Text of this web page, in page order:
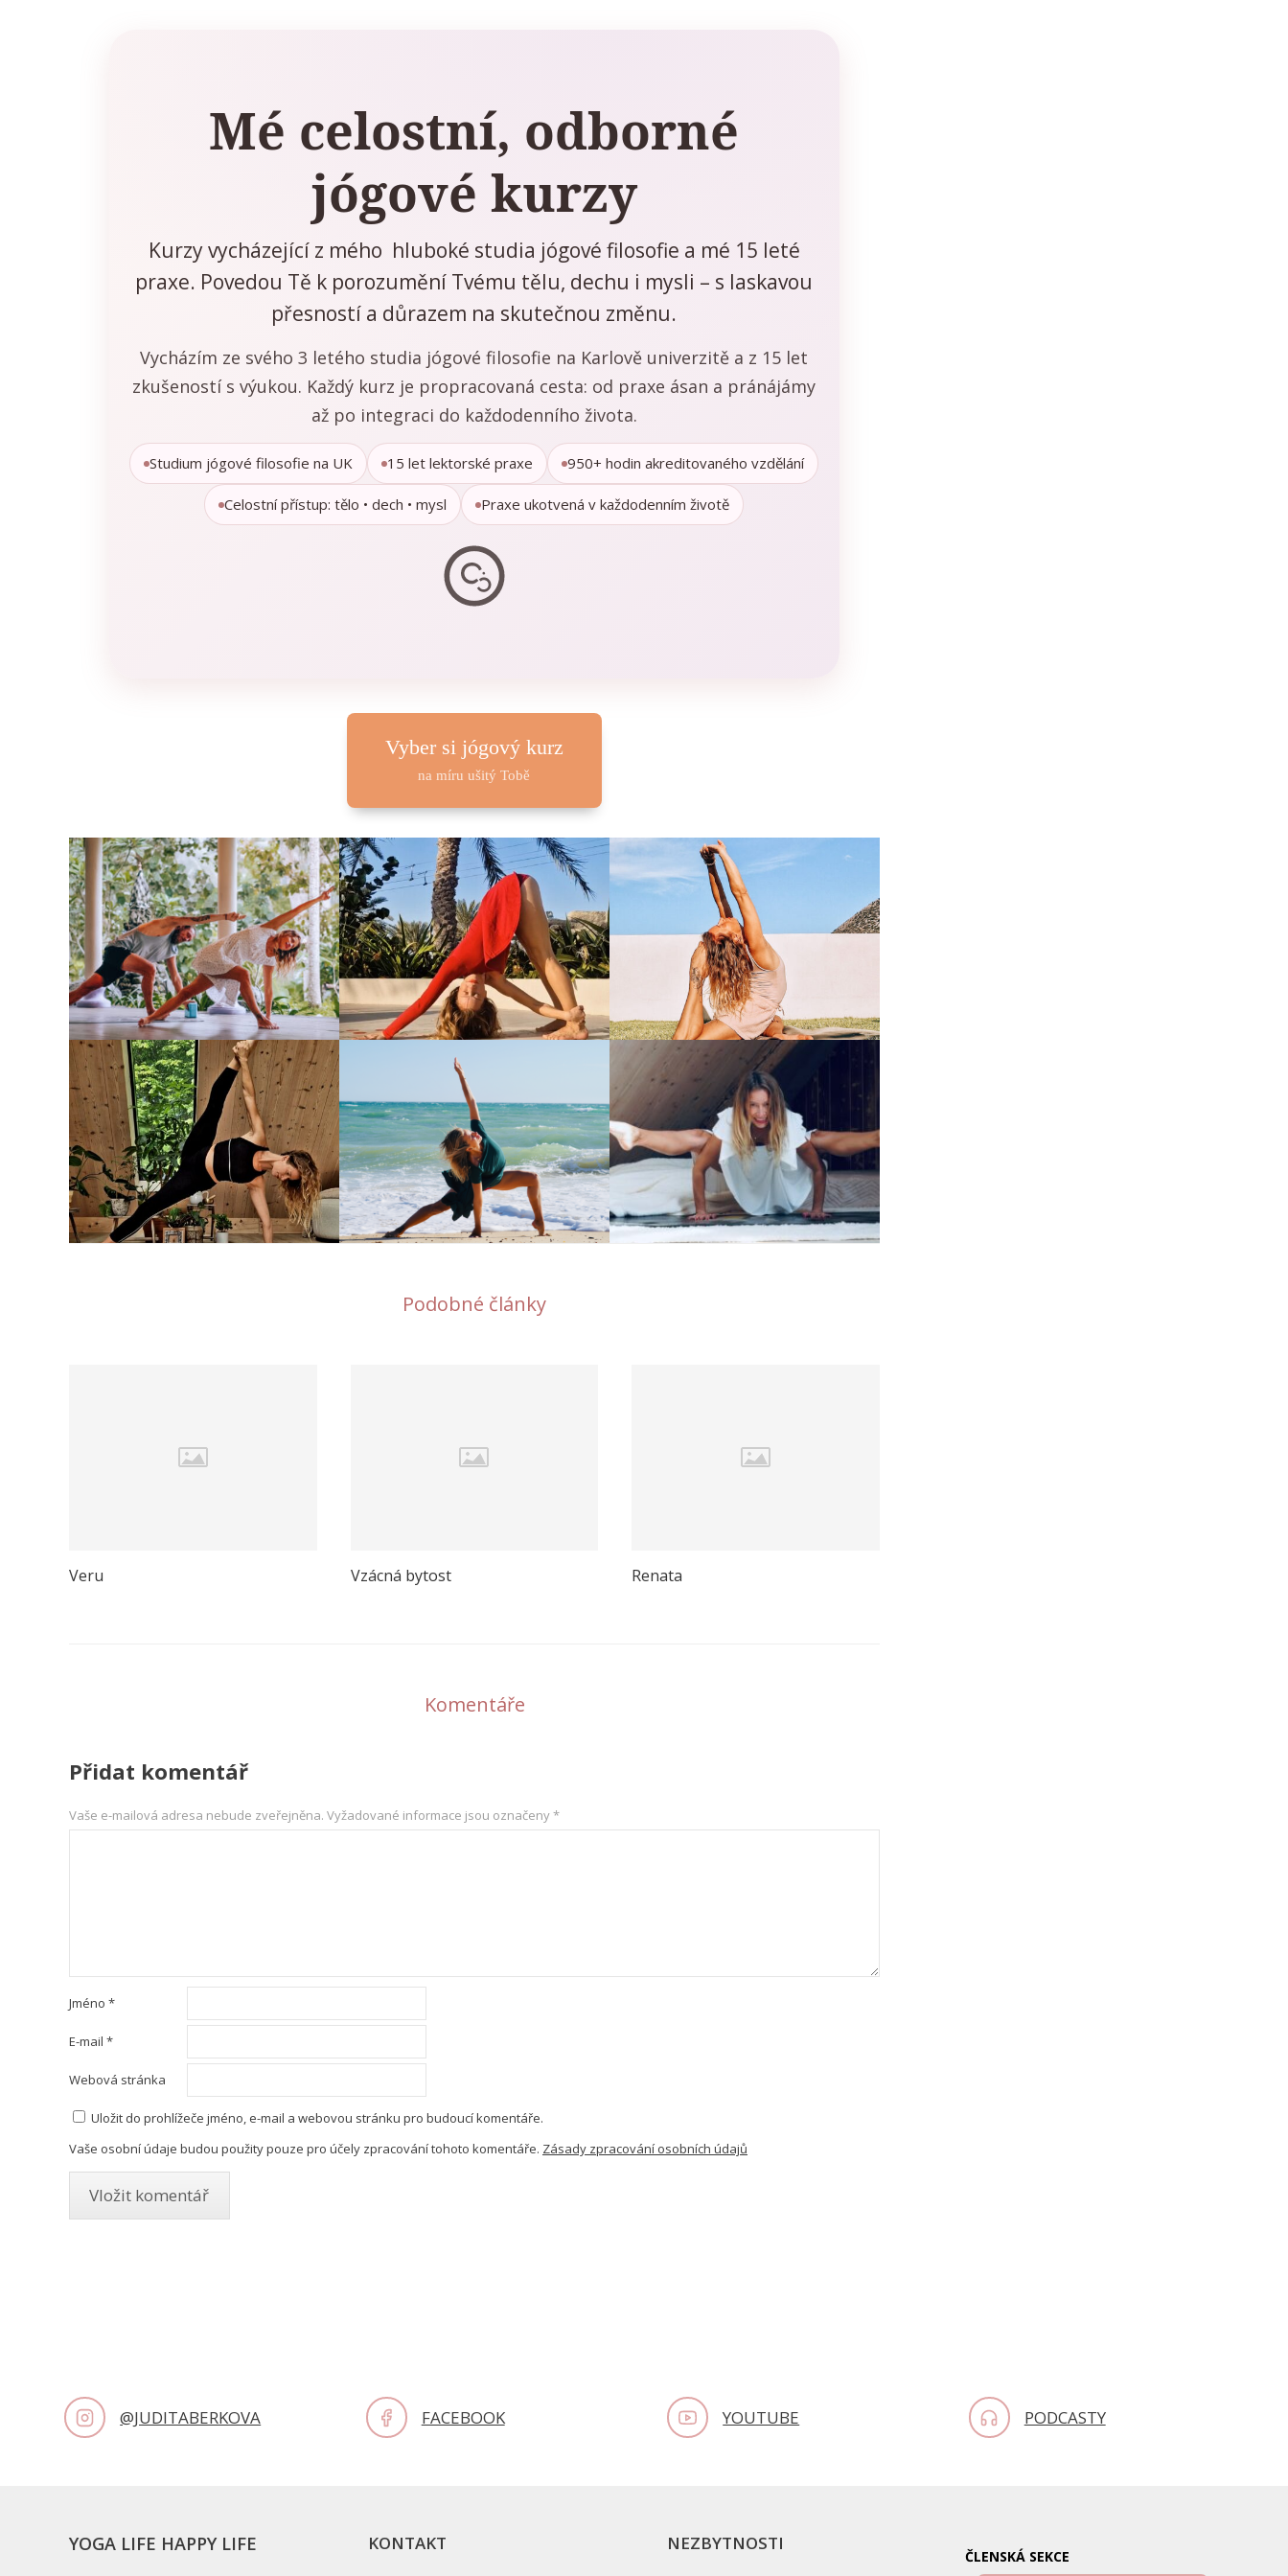
Mé celostní, odborné
jógové kurzy
Kurzy vycházející z mého hluboké studia jógové filosofie a mé 15 leté
praxe. Povedou Tě k porozumění Tvému tělu, dechu i mysli – s laskavou
přesností a důrazem na skutečnou změnu.
Vycházím ze svého 3 letého studia jógové filosofie na Karlově univerzitě a z 15 let
zkušeností s výukou. Každý kurz je propracovaná cesta: od praxe ásan a pránájámy
až po integraci do každodenního života.
Studium jógové filosofie na UK 15 let lektorské praxe 950+ hodin akreditovaného vzdělání
Celostní přístup: tělo • dech • mysl Praxe ukotvená v každodenním životě
Vyber si jógový kurz
na míru ušitý Tobě
Podobné články
Veru Vzácná bytost Renata
Komentáře
Přidat komentář
Vaše e-mailová adresa nebude zveřejněna. Vyžadované informace jsou označeny*
Jméno *
E-mail *
Webová stránka
Uložit do prohlížeče jméno, e-mail a webovou stránku pro budoucí komentáře.
Vaše osobní údaje budou použity pouze pro účely zpracování tohoto komentáře. Zásady zpracování osobních údajů
@JUDITABERKOVA FACEBOOK YOUTUBE PODCASTY
YOGA LIFE HAPPY LIFE KONTAKT NEZBYTNOSTI
ČLENSKÁ SEKCE